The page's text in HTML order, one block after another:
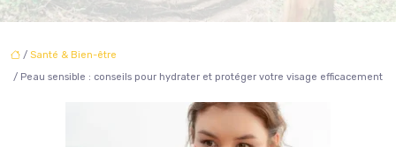
/ Santé & Bien-être
/ Peau sensible : conseils pour hydrater et protéger votre visage efficacement